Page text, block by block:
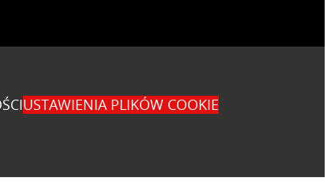
USTAWIENIA PLIKÓW COOKIE